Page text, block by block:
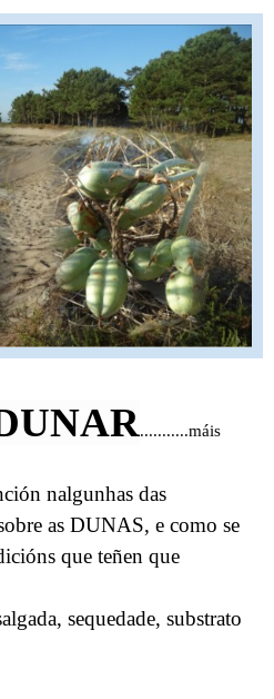
...........máis
nalgunhas das
as DUNAS, e como se
que teñen que
sequedade, substrato